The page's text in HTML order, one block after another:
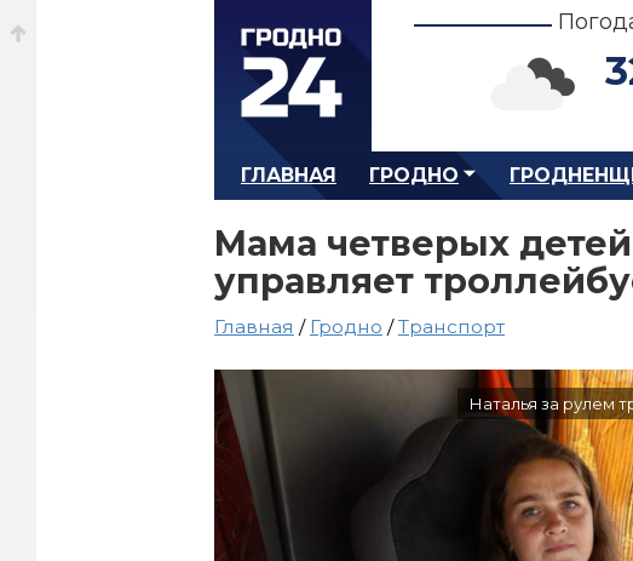
ГЛАВНАЯ ГРОДНО
Мама четверых
управляет
Главная / Гродно /Транспорт
Наталья за рулем